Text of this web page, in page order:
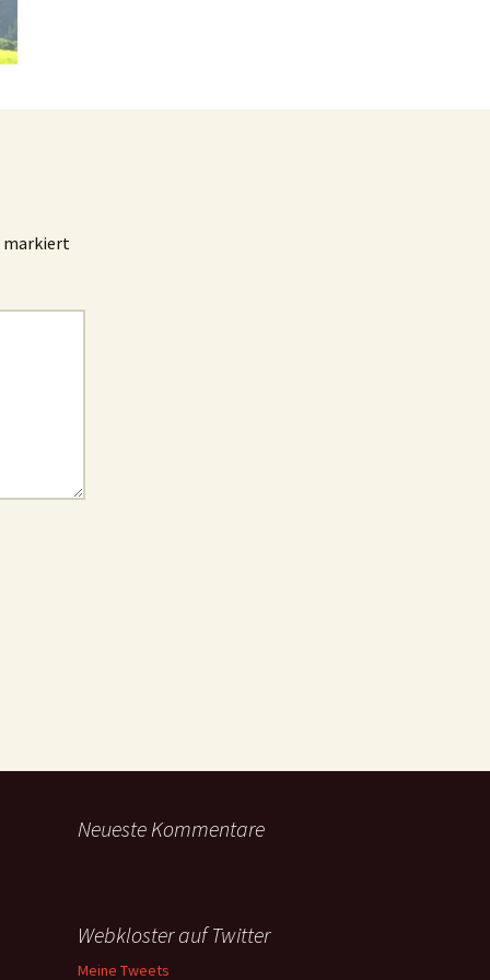
markiert
Neueste Kommentare
Webkloster auf Twitter
Meine Tweets